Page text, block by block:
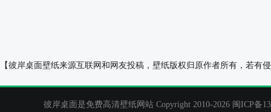
【彼岸桌面壁纸来源互联网和网友投稿，壁纸版权归原作者所有，若
彼岸桌面是免费高清壁纸网站 Copyright 2010-2026 闽ICP备